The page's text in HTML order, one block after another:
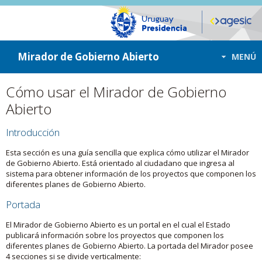
ir a contenido
ir al menú
Mirador de Gobierno Abierto MENÚ
Cómo usar el Mirador de Gobierno
Abierto
Introducción
Esta sección es una guía sencilla que explica cómo utilizar el Mirador
de Gobierno Abierto. Está orientado al ciudadano que ingresa al
sistema para obtener información de los proyectos que componen los
diferentes planes de Gobierno Abierto.
Portada
El Mirador de Gobierno Abierto es un portal en el cual el Estado
publicará información sobre los proyectos que componen los
diferentes planes de Gobierno Abierto. La portada del Mirador posee
4 secciones si se divide verticalmente: